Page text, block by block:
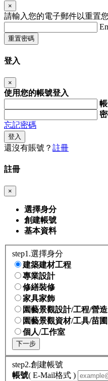
×
請輸入您的電子郵件以重置
重置密碼
登入
×
使用您的帳號登入
忘記密碼
登入
還沒有賬號？ 註冊
註冊
×
選擇身分
創建帳號
基本資料
step1.選擇身分
建築建材工程
專業設計
修繕裝修
家具家飾
園藝景觀設計/工程/營造
園藝景觀資材/工具/苗圃
個人/工作室
下一步
step2.創建帳號
帳號( E-Mail格式 )